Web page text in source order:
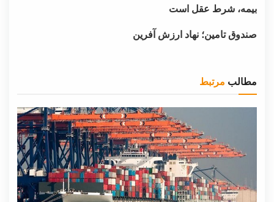
بیمه، شرط عقل است
صندوق تامین؛ نهاد ارزش آفرین
مطالب مرتبط